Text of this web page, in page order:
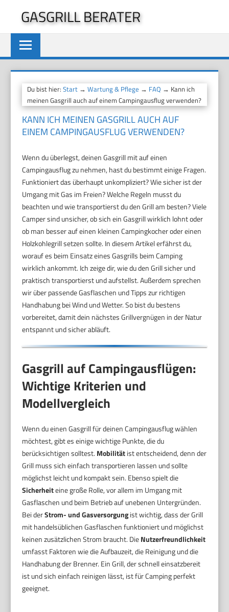
springen
GASGRILL BERATER
Du bist hier:Start →Wartung & Pflege → FAQ → Kann ich
meinen Gasgrill auch auf einem Campingausflug verwenden?
KANN ICH MEINEN GASGRILL AUCH AUF
EINEM CAMPINGAUSFLUG VERWENDEN?
Wenn du überlegst, deinen Gasgrill mit auf einen
Campingausflug zu nehmen, hast du bestimmt einige Fragen.
Funktioniert das überhaupt unkompliziert? Wie sicher ist der
Umgang mit Gas im Freien? Welche Regeln musst du
beachten und wie transportierst du den Grill am besten? Viele
Camper sind unsicher, ob sich ein Gasgrill wirklich lohnt oder
ob man besser auf einen kleinen Campingkocher oder einen
Holzkohlegrill setzen sollte. In diesem Artikel erfährst du,
worauf es beim Einsatz eines Gasgrills beim Camping
wirklich ankommt. Ich zeige dir, wie du den Grill sicher und
praktisch transportierst und aufstellst. Außerdem sprechen
wir über passende Gasflaschen und Tipps zur richtigen
Handhabung bei Wind und Wetter. So bist du bestens
vorbereitet, damit dein nächstes Grillvergnügen in der Natur
entspannt und sicher abläuft.
Gasgrill auf Campingausflügen:
Wichtige Kriterien und
Modellvergleich
Wenn du einen Gasgrill für deinen Campingausflug wählen
möchtest, gibt es einige wichtige Punkte, die du
berücksichtigen solltest. Mobilitätist entscheidend, denn der
Grill muss sich einfach transportieren lassen und sollte
möglichst leicht und kompakt sein. Ebenso spielt die
Sicherheiteine große Rolle, vor allem im Umgang mit
Gasflaschen und beim Betrieb auf unebenen Untergründen.
Bei derStrom- und Gasversorgungist wichtig, dass der Grill
mit handelsüblichen Gasflaschen funktioniert und möglichst
keinen zusätzlichen Strom braucht. DieNutzerfreundlichkeit
umfasst Faktoren wie die Aufbauzeit, die Reinigung und die
Handhabung der Brenner. Ein Grill, der schnell einsatzbereit
ist und sich einfach reinigen lässt, ist für Camping perfekt
geeignet.